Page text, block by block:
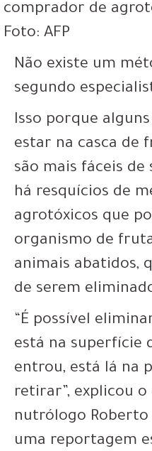
comprador de
Foto: AFP
Não existe um
segundo
Isso porque
estar na casca de
são mais fáceis
há resquícios de
agrotóxicos que
organismo de
animais abatidos,
de serem
“É possível
está na superfície
entrou, está lá na
retirar”, explicou
nutrólogo Roberto
uma reportagem